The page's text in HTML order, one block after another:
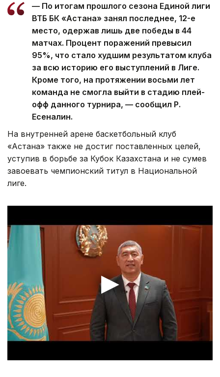
— По итогам прошлого сезона Единой лиги
ВТБ БК «Астана» занял последнее, 12-е
место, одержав лишь две победы в 44
матчах. Процент поражений превысил
95%, что стало худшим результатом клуба
за всю историю его выступлений в Лиге.
Кроме того, на протяжении восьми лет
команда не смогла выйти в стадию плей-
офф данного турнира, — сообщил Р.
Есеналин.
На внутренней арене баскетбольный клуб
«Астана» также не достиг поставленных целей,
уступив в борьбе за Кубок Казахстана и не сумев
завоевать чемпионский титул в Национальной
лиге.